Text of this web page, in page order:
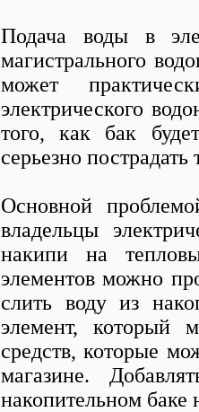
Подача воды в
магистрального
может
электрического
того, как бак
серьезно
Основной
владельцы
накипи на
элементов можно
слить воду из
элемент, который
средств, которые
магазине.
накопительном баке